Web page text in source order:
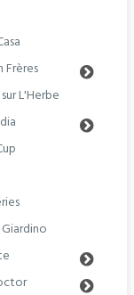
Frères
L'Herbe